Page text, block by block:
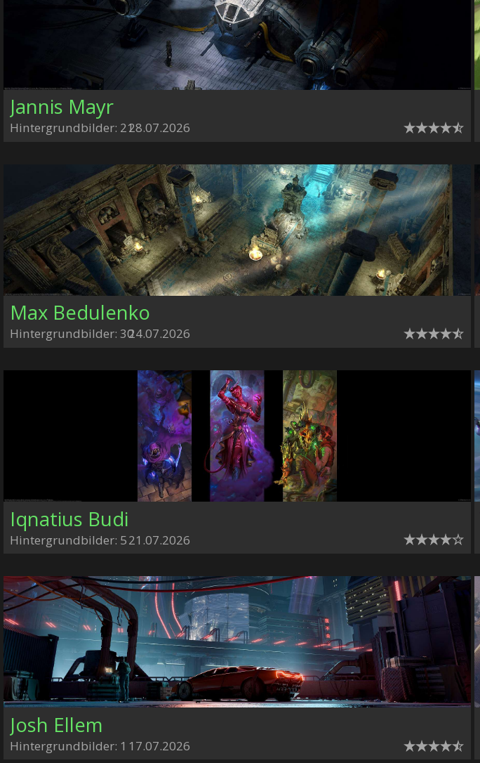
Jannis Mayr
Hintergrundbilder: 2128.07.2026
Max Bedulenko
Hintergrundbilder: 3024.07.2026
Iqnatius Budi
Hintergrundbilder: 521.07.2026
Josh Ellem
Hintergrundbilder: 1 17.07.2026